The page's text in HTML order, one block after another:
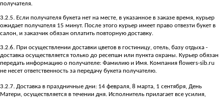
получателя.
3.2.5. Если получателя букета нет на месте, в указанное в заказе время, курьер
ожидает получателя 15 минут. После этого курьер имеет право отвезти букет в
салон, и заказчик обязан оплатить повторную доставку.
3.2.6. При осуществлении доставки цветов в гостиницу, отель, базу отдыха -
доставка осуществляется только до ресепшн или пункта охраны. Курьер обязан
передать информацию о получателе: Фамилию и Имя. Компания flowers-sib.ru
не несет ответственность за передачу букета получателю.
3.2.7. Доставка в праздничные дни: 14 февраля, 8 марта, 1 сентября, День
Матери, осуществляется в течении дня. Исполнитель прилагает все усилия,